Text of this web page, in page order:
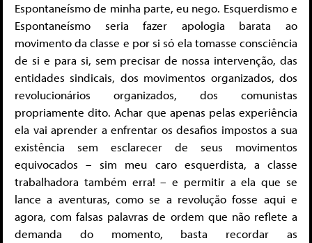
Espontaneísmo de minha parte, eu nego. Esquerdismo e
Espontaneísmo seria fazer apologia barata ao
movimento da classe e por si só ela tomasse consciência
de si e para si, sem precisar de nossa intervenção, das
entidades sindicais, dos movimentos organizados, dos
revolucionários organizados, dos comunistas
propriamente dito. Achar que apenas pelas experiência
ela vai aprender a enfrentar os desafios impostos a sua
existência sem esclarecer de seus movimentos
equivocados – sim meu caro esquerdista, a classe
trabalhadora também erra! – e permitir a ela que se
lance a aventuras, como se a revolução fosse aqui e
agora, com falsas palavras de ordem que não reflete a
demanda do momento, basta recordar as